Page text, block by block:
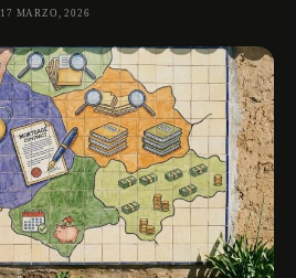
17 MARZO, 2026